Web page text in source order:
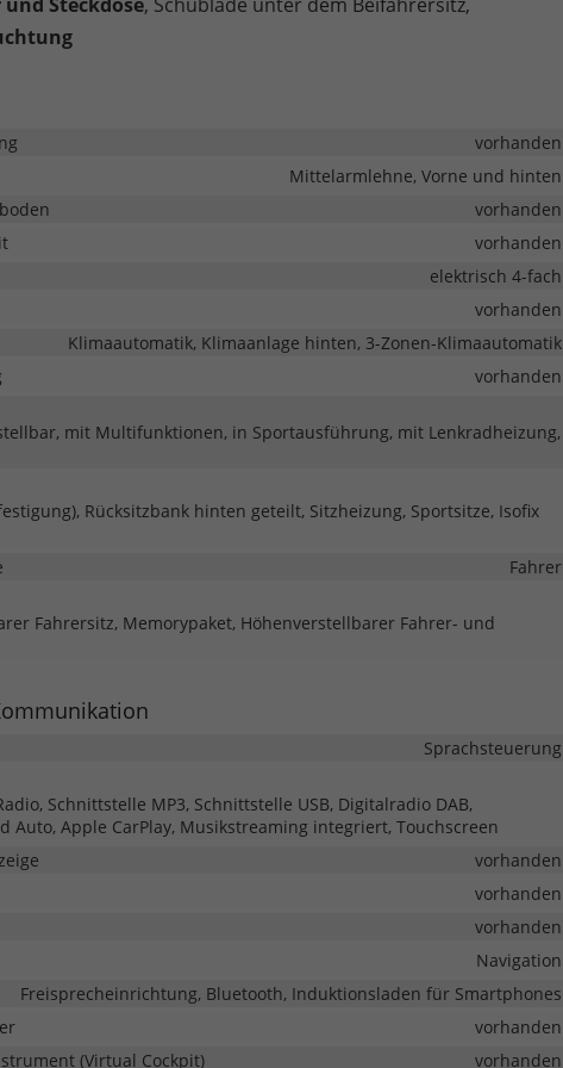
vorhanden
Mittelarmlehne, Vorne und hinten
vorhanden
vorhanden
elektrisch 4-fach
vorhanden
Klimaautomatik, Klimaanlage hinten, 3-Zonen-Klimaautomatik
vorhanden
mit Multifunktionen, in Sportausführung, mit Lenkradheizung,
Rücksitzbank hinten geteilt, Sitzheizung, Sportsitze, Isofix
Fahrer
Fahrersitz, Memorypaket, Höhenverstellbarer Fahrer- und
Sprachsteuerung
Schnittstelle MP3, Schnittstelle USB, Digitalradio DAB,
Auto, Apple CarPlay, Musikstreaming integriert, Touchscreen
vorhanden
vorhanden
vorhanden
Navigation
Freisprecheinrichtung, Bluetooth, Induktionsladen für Smartphones
vorhanden
(Virtual Cockpit)
vorhanden